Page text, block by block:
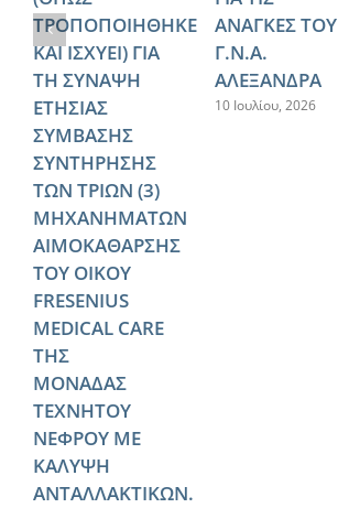
ΤΡΟΠΟΠΟΙΗΘΗΚΕ
ΚΑΙ ΙΣΧΥΕΙ) ΓΙΑ
ΤΗ ΣΥΝΑΨΗ
ΕΤΗΣΙΑΣ
ΣΥΜΒΑΣΗΣ
ΣΥΝΤΗΡΗΣΗΣ
ΤΩΝ ΤΡΙΩΝ (3)
ΜΗΧΑΝΗΜΑΤΩΝ
ΑΙΜΟΚΑΘΑΡΣΗΣ
ΤΟΥ ΟΙΚΟΥ
FRESENIUS
MEDICAL CARE
ΤΗΣ
ΜΟΝΑΔΑΣ
ΤΕΧΝΗΤΟΥ
ΝΕΦΡΟΥ ΜΕ
ΚΑΛΥΨΗ
ΑΝΤΑΛΛΑΚΤΙΚΩΝ.
ΑΝΑΓΚΕΣ ΤΟΥ
Γ.Ν.Α.
ΑΛΕΞΑΝΔΡΑ
10 Ιουλίου, 2026